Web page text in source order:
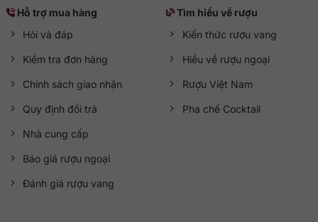
Hỗ trợ mua hàng
Hỏi và đáp
Kiểm tra đơn hàng
Chính sách giao nhận
Quy định đổi trả
Nhà cung cấp
Báo giá rượu ngoại
Đánh giá rượu vang
Tìm hiểu về rượu
Kiến thức rượu vang
Hiểu về rượu ngoại
Rượu Việt Nam
Pha chế Cocktail